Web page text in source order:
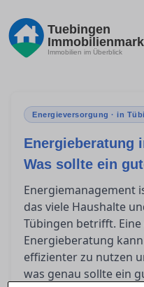
Tuebingen
Immobilien im Überblick
Energieversorgung · in
Energieberatung
Was sollte ein
Energiemanagement
das viele Haushalte
Tübingen betrifft.
Energieberatung
effizienter zu nutzen
was genau sollte ein